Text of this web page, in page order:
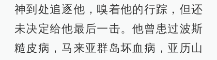
神到处追逐他，嗅着他的行踪，但还
未决定给他最后一击。他曾患过波斯
糙皮病，马来亚群岛坏血病，亚历山